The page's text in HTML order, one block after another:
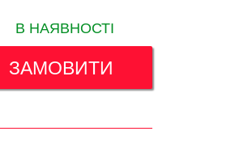
В НАЯВНОСТІ
ЗАМОВИТИ